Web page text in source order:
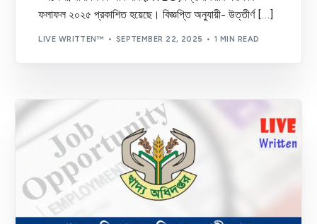
ফলাফল ২০২৫ প্রকাশিত হয়েছে। বিজ্ঞপ্তি অনুযায়ী- উত্তীর্ণ […]
LIVE WRITTEN™ SEPTEMBER 22, 2025 1 MIN READ